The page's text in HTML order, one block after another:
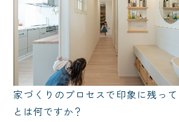
家づくりのプロセスで印象に残って
とは何ですか？